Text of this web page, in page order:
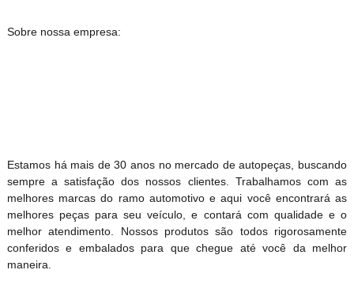
Sobre nossa empresa:
Estamos há mais de 30 anos no mercado de autopeças, buscando
sempre a satisfação dos nossos clientes. Trabalhamos com as
melhores marcas do ramo automotivo e aqui você encontrará as
melhores peças para seu veículo, e contará com qualidade e o
melhor atendimento. Nossos produtos são todos rigorosamente
conferidos e embalados para que chegue até você da melhor
maneira.